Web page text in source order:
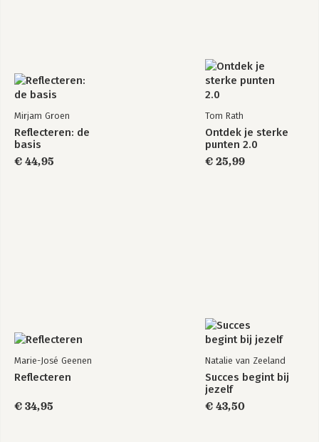
Mirjam Groen
Reflecteren: de
basis
€ 44,95
Tom Rath
Ontdek je sterke
punten 2.0
€ 25,99
Marie-José Geenen
Reflecteren
€ 34,95
Natalie van Zeeland
Succes begint bij
jezelf
€ 43,50